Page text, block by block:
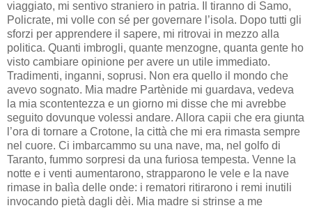
viaggiato, mi sentivo straniero in patria. Il tiranno di Samo,
Policrate, mi volle con sé per governare l’isola. Dopo tutti gli
sforzi per apprendere il sapere, mi ritrovai in mezzo alla
politica. Quanti imbrogli, quante menzogne, quanta gente ho
visto cambiare opinione per avere un utile immediato.
Tradimenti, inganni, soprusi. Non era quello il mondo che
avevo sognato. Mia madre Partènide mi guardava, vedeva
la mia scontentezza e un giorno mi disse che mi avrebbe
seguito dovunque volessi andare. Allora capii che era giunta
l’ora di tornare a Crotone, la città che mi era rimasta sempre
nel cuore. Ci imbarcammo su una nave, ma, nel golfo di
Taranto, fummo sorpresi da una furiosa tempesta. Venne la
notte e i venti aumentarono, strapparono le vele e la nave
rimase in balìa delle onde: i rematori ritirarono i remi inutili
invocando pietà dagli dèi. Mia madre si strinse a me